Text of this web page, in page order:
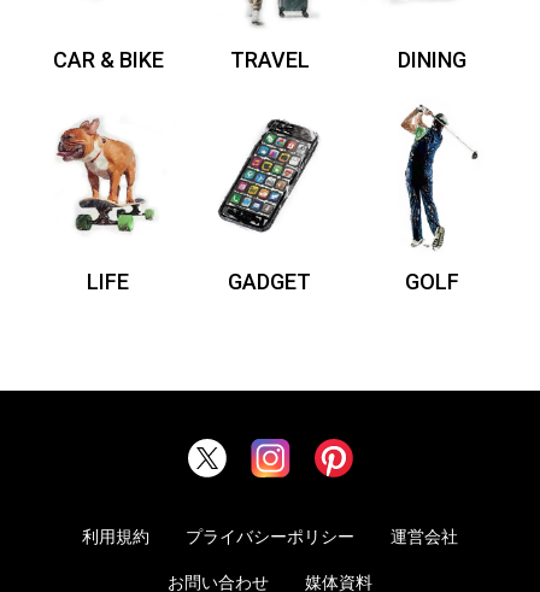
CAR & BIKE TRAVEL DINING
LIFE GADGET GOLF
利用規約 プライバシーポリシー 運営会社
お問い合わせ 媒体資料